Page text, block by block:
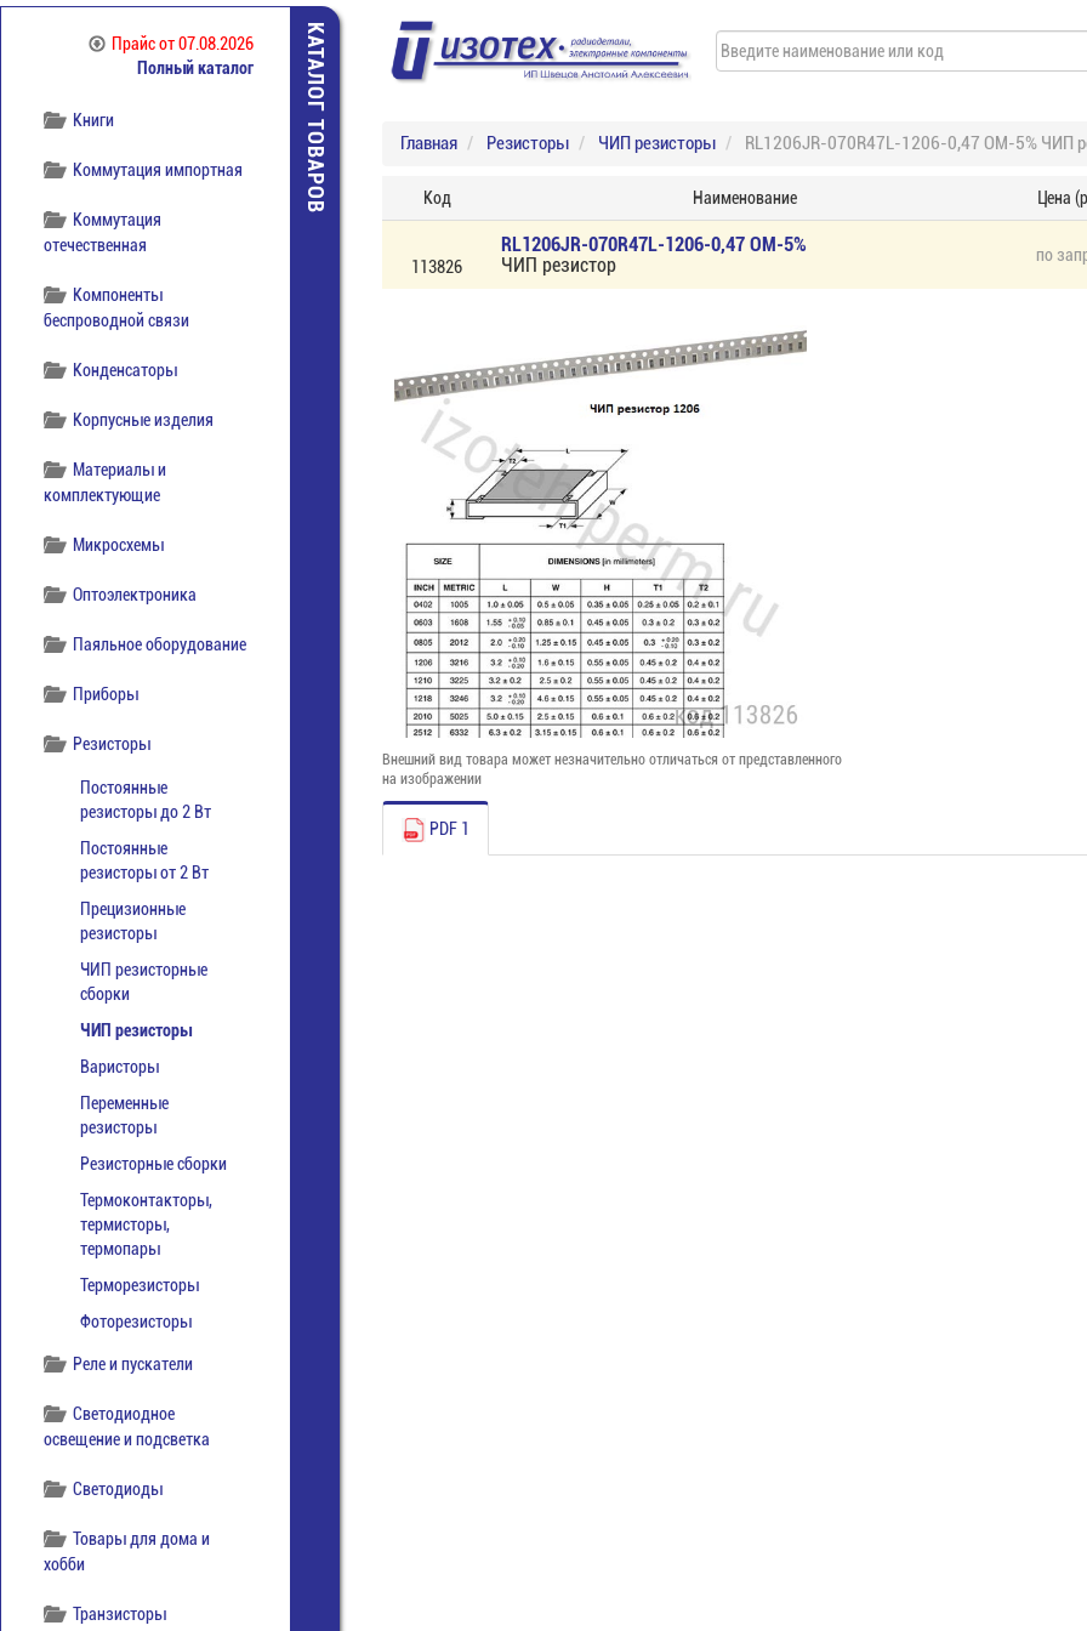
Прайсот 07.08.2026
Полный каталог
Кабельная продукция
Книги
Коммутация импортная
Коммутация
отечественная
Компоненты
беспроводной связи
Конденсаторы
Корпусные изделия
Материалы и
комплектующие
Микросхемы
Оптоэлектроника
Паяльное оборудование
Приборы
Резисторы
Постоянные
резисторы до 2 Вт
Постоянные
резисторы от 2 Вт
Прецизионные
резисторы
ЧИП резисторные
сборки
ЧИП резисторы
Варисторы
Переменные
резисторы
Резисторные сборки
Термоконтакторы,
термисторы,
термопары
Терморезисторы
Фоторезисторы
Реле и пускатели
Светодиодное
освещение и подсветка
Светодиоды
Товары для дома и
хобби
Транзисторы
КАТАЛОГ ТОВАРОВ Главная Резисторы ЧИП резисторы RL1206JR-070R47L-1206-0,47 ОМ-5% ЧИП
Код Наименование Цена
113826
RL1206JR-070R47L-1206-0,47 ОМ-5%
ЧИП резистор
по
Внешний вид товара может незначительно отличаться от представленного
на изображении
PDF 1